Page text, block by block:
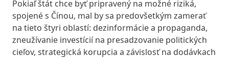
Pokiaľ štát chce byť pripravený na možné riziká,
spojené s Čínou, mal by sa predovšetkým zamerať
na tieto štyri oblastí: dezinformácie a propaganda,
zneužívanie investícií na presadzovanie politických
cieľov, strategická korupcia a závislosť na dodávkach